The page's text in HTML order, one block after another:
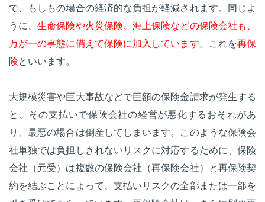
で、もしもの場合の経済的な負担が軽減されます。同じよ
うに、生命保険や火災保険、海上保険などの保険会社も、
万が一の事態に備えて保険に加入しています。これを再保
険といいます。
大規模災害や巨大事故などで巨額の保険金請求が発生する
と、その支払いで保険会社の経営が悪化するおそれがあ
り、最悪の場合は倒産してしまいます。このような保険会
社単独では負担しきれないリスクに対応するために、保険
会社（元受）は複数の保険会社（再保険会社）と再保険契
約を結ぶことによって、支払いリスクの全部または一部を